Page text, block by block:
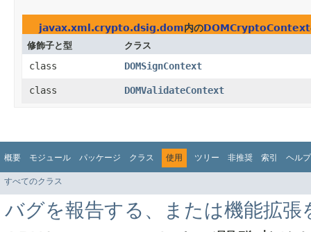
javax.xml.crypto.dsig.dom内のDOMCryptoContext
修飾子と型 クラス
class DOMSignContext
class DOMValidateContext
概要 モジュール パッケージ クラス 使用 ツリー 非推奨 索引 ヘルプ
すべてのクラス
バグを報告する、または機能拡張